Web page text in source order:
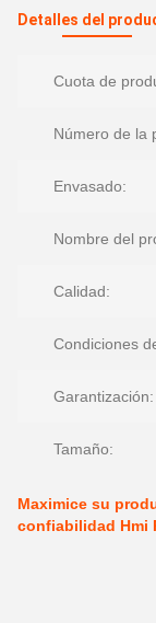
Detalles del
Cuota de
Número de la
Envasado:
Nombre del
Calidad:
Condiciones
Garantización:
Tamaño:
Maximice su
confiabilidad Hmi